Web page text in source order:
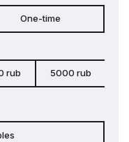
One-time
rub 5000 rub